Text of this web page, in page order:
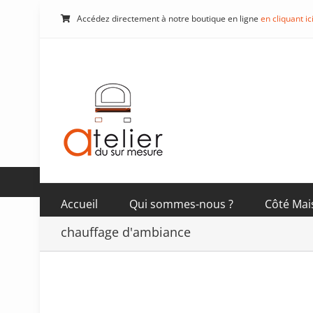
Accédez directement à notre boutique en ligne en cliquant ici
Accueil Qui sommes-nous ? Côté
chauffage d'ambiance